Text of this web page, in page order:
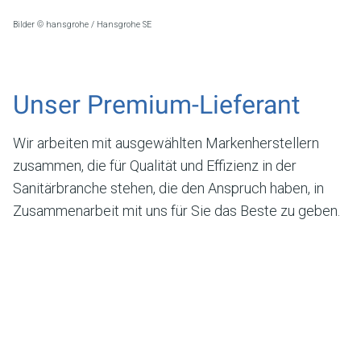
Bilder © hansgrohe / Hansgrohe SE
Unser Premium-Lieferant
Wir arbeiten mit ausgewählten Markenherstellern
zusammen, die für Qualität und Effizienz in der
Sanitärbranche stehen, die den Anspruch haben, in
Zusammenarbeit mit uns für Sie das Beste zu geben.